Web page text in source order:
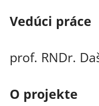
Vedúci práce
prof. RNDr.
O projekte